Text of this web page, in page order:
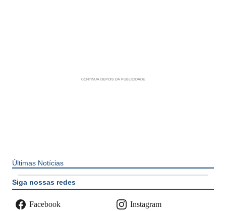
Últimas Notícias
Siga nossas redes
Facebook Instagram